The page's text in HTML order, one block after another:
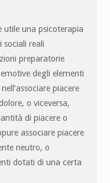
utile una psicoterapia
reali
preparatorie
degli elementi
piacere
o viceversa,
di piacere o
associare piacere
neutro, o
dotati di una certa